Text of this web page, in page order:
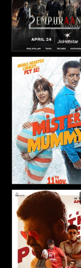
L2: Empuraan
Mister Mummy